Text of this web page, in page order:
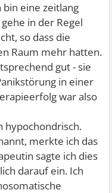
bin eine zeitlang
in der Regel
so dass die
Raum mehr hatten.
gut - sie
in einer
war also
hypochondrisch.
merkte ich das
sagte ich dies
darauf ein. Ich